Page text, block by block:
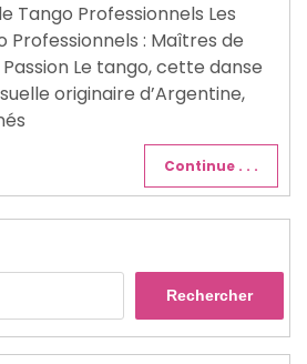
Tango Professionnels Les
Professionnels : Maîtres de
Le tango, cette danse
originaire d’Argentine,
Continue . . .
Rechercher